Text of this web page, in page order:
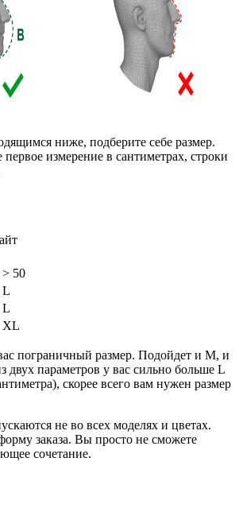
ниже, подберите себе размер.
измерение в сантиметрах, строки
> 50
L
L
XL
пограничный размер. Подойдет и M, и
двух параметров у вас сильно больше L
скорее всего вам нужен размер
не во всех моделях и цветах.
заказа. Вы просто не сможете
сочетание.